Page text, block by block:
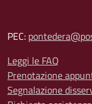
PEC:
Leggi le FAQ
Prenotazione
Segnalazione